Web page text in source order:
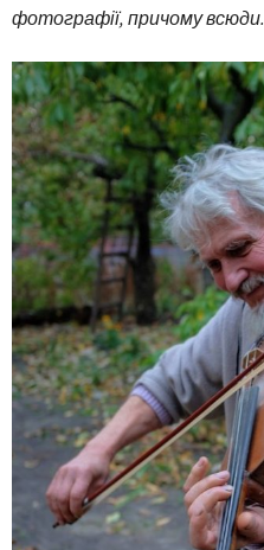
фотографії, причому всюди.